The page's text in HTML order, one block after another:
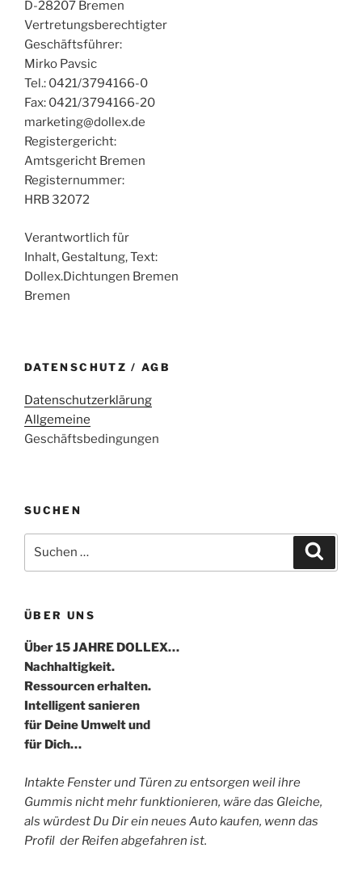
D-28207 Bremen
Vertretungsberechtigter
Geschäftsführer:
Mirko Pavsic
Tel.: 0421/3794166-0
Fax: 0421/3794166-20
marketing@dollex.de
Registergericht:
Amtsgericht Bremen
Registernummer:
HRB 32072
Verantwortlich für
Inhalt, Gestaltung, Text:
Dollex.Dichtungen Bremen
Bremen
DATENSCHUTZ / AGB
Datenschutzerklärung
Allgemeine
Geschäftsbedingungen
SUCHEN
nach:
ÜBER UNS
Über 15 JAHRE DOLLEX…
Nachhaltigkeit.
Ressourcen erhalten.
Intelligent sanieren
für Deine Umwelt und
für Dich…
Intakte Fenster und Türen zu entsorgen weil ihre
Gummis nicht mehr funktionieren, wäre das Gleiche,
als würdest Du Dir ein neues Auto kaufen, wenn das
Profil der Reifen abgefahren ist.